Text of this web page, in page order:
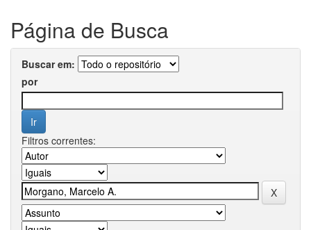
Página de Busca
Buscar em:
por
Filtros correntes: